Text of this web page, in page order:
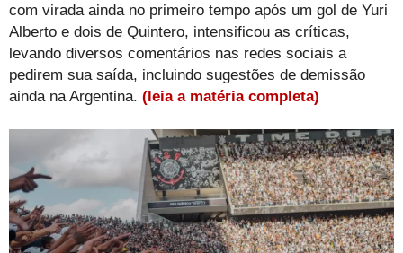
com virada ainda no primeiro tempo após um gol de Yuri
Alberto e dois de Quintero, intensificou as críticas,
levando diversos comentários nas redes sociais a
pedirem sua saída, incluindo sugestões de demissão
ainda na Argentina. (leia a matéria completa)